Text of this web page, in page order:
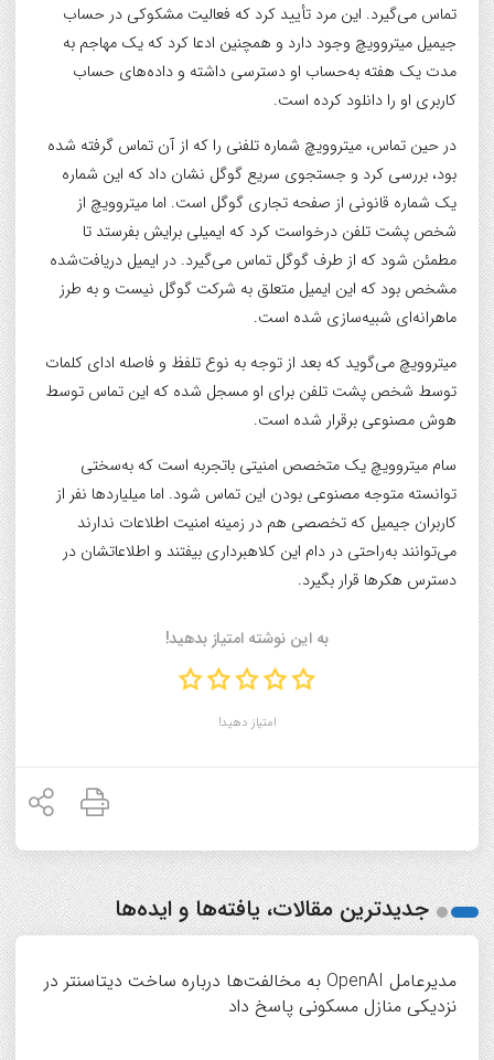
تماس می‌گیرد. این مرد تأیید کرد که فعالیت مشکوکی در حساب
جیمیل میتروویچ وجود دارد و همچنین ادعا کرد که یک مهاجم به
مدت یک هفته به‌حساب او دسترسی داشته و داده‌های حساب
کاربری او را دانلود کرده است.
در حین تماس، میتروویچ شماره تلفنی را که از آن تماس گرفته شده
بود، بررسی کرد و جستجوی سریع گوگل نشان داد که این شماره
یک شماره قانونی از صفحه تجاری گوگل است. اما میتروویچ از
شخص پشت تلفن درخواست کرد که ایمیلی برایش بفرستد تا
مطمئن شود که از طرف گوگل تماس می‌گیرد. در ایمیل دریافت‌شده
مشخص بود که این ایمیل متعلق به شرکت گوگل نیست و به طرز
ماهرانه‌ای شبیه‌سازی شده است.
میتروویچ می‌گوید که بعد از توجه به نوع تلفظ و فاصله ادای کلمات
توسط شخص پشت تلفن برای او مسجل شده که این تماس توسط
هوش مصنوعی برقرار شده است.
سام میتروویچ یک متخصص امنیتی باتجربه است که به‌سختی
توانسته متوجه مصنوعی بودن این تماس شود. اما میلیاردها نفر از
کاربران جیمیل که تخصصی هم در زمینه امنیت اطلاعات ندارند
می‌توانند به‌راحتی در دام این کلاهبرداری بیفتند و اطلاعاتشان در
دسترس هکرها قرار بگیرد.
به این نوشته امتیاز بدهید!
امتیاز دهید!
جدیدترین مقالات، یافته‌ها و ایده‌ها
مدیرعامل OpenAI به مخالفت‌ها درباره ساخت دیتاسنتر در
نزدیکی منازل مسکونی پاسخ داد